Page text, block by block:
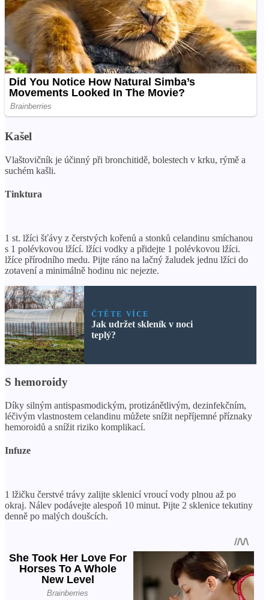
Kašel
Vlaštovičník je účinný při bronchitidě, bolestech v krku, rýmě a
suchém kašli.
Tinktura
1 st. lžíci šťávy z čerstvých kořenů a stonků celandinu smíchanou
s 1 polévkovou lžící. lžíci vodky a přidejte 1 polévkovou lžíci.
lžíce přírodního medu. Pijte ráno na lačný žaludek jednu lžíci do
zotavení a minimálně hodinu nic nejezte.
ČTĚTE VÍCE
Jak udržet skleník v noci
teplý?
S hemoroidy
Díky silným antispasmodickým, protizánětlivým, dezinfekčním,
léčivým vlastnostem celandinu můžete snížit nepříjemné příznaky
hemoroidů a snížit riziko komplikací.
Infuze
1 lžičku čerstvé trávy zalijte sklenicí vroucí vody plnou až po
okraj. Nálev podávejte alespoň 10 minut. Pijte 2 sklenice tekutiny
denně po malých doušcích.